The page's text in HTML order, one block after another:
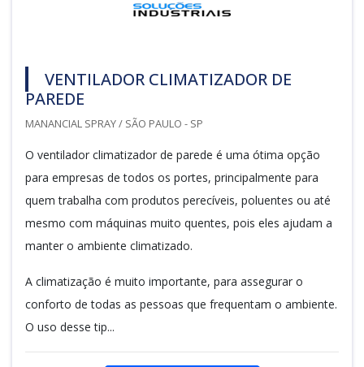
VENTILADOR CLIMATIZADOR DE
PAREDE
MANANCIAL SPRAY / SÃO PAULO - SP
O ventilador climatizador de parede é uma ótima opção
para empresas de todos os portes, principalmente para
quem trabalha com produtos perecíveis, poluentes ou até
mesmo com máquinas muito quentes, pois eles ajudam a
manter o ambiente climatizado.
A climatização é muito importante, para assegurar o
conforto de todas as pessoas que frequentam o ambiente.
O uso desse tip...